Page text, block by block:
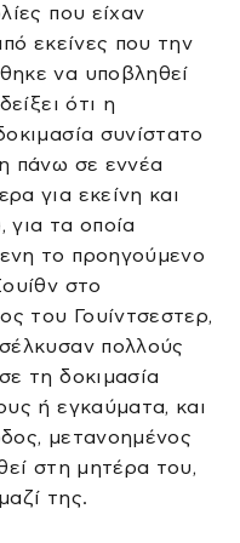
που είχαν
εκείνες που την
να υποβληθεί
ότι η
συνίστατο
πάνω σε εννέα
για εκείνη και
για τα οποία
το προηγούμενο
στο
του Γουίντσεστερ,
πολλούς
τη δοκιμασία
ή εγκαύματα, και
μετανοημένος
στη μητέρα του,
της.